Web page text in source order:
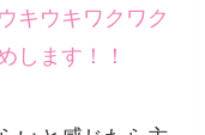
キウキワクワク
します！！